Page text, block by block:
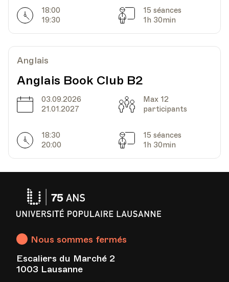
UPL - Université populaire de Lausanne -
Escaliers du Marché 2, Lausanne
Date03.12.2025 Heure
LieuUPL - Université populaire de Lausanne -
Escaliers du Marché 2, Lausanne
Horarires
18:00
19:30
Séances
15 séances
1h 30min
Anglais
Anglais Book Club B2
Date
03.09.2026
21.01.2027
Capacité
Max 12
participants
Horarires
18:30
20:00
Séances
15 séances
1h 30min
Nous sommes fermés
Escaliers du Marché 2
1003 Lausanne